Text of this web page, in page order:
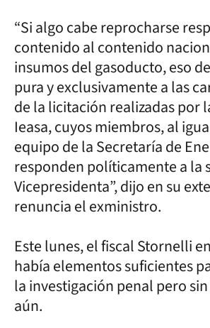
“Si algo cabe reprocharse
contenido al contenido
insumos del gasoducto, eso
pura y exclusivamente a las
de la licitación realizadas por
Ieasa, cuyos miembros, al
equipo de la Secretaría de
responden políticamente a la
Vicepresidenta”, dijo en su
renuncia el exministro.
Este lunes, el fiscal Stornelli
había elementos suficientes
la investigación penal pero
aún.